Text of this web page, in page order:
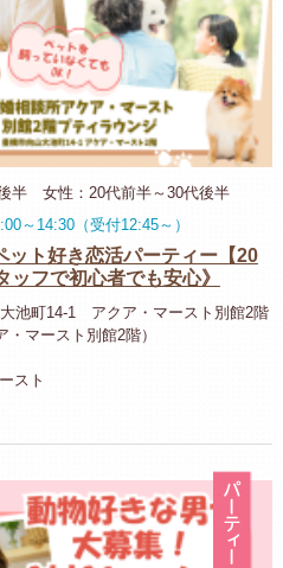
半 女性：20代前半～30代後半
～14:30（受付12:45～）
ト好き恋活パーティー【20
フで初心者でも安心》
池町14-1 アクア・マースト別館2階
マースト別館2階）
スト
パ